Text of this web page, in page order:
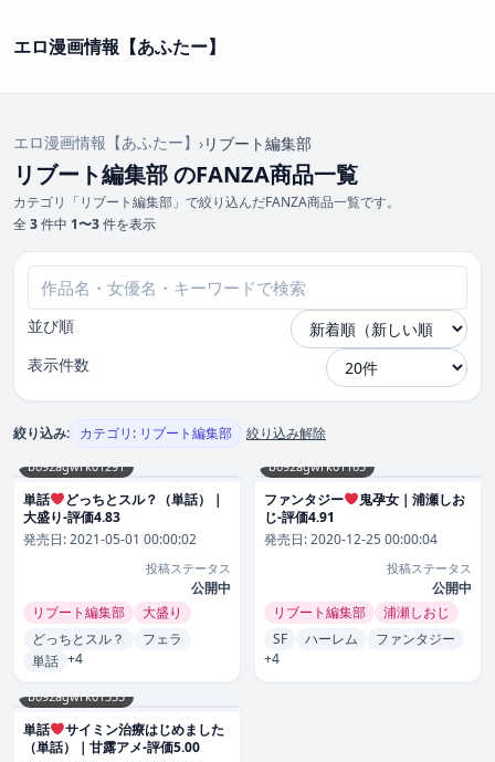
エロ漫画情報【あふたー】
エロ漫画情報【あふたー】 ›リブート編集部
リブート編集部 のFANZA商品一覧
カテゴリ「リブート編集部」で絞り込んだFANZA商品一覧です。
全 3件中 1〜3件を表示
並び順
表示件数
絞り込み: カテゴリ: リブート編集部 絞り込み解除
b092agwrk01291
単話
どっちとスル？（単話）｜
大盛り-評価4.83
発売日:2021-05-01 00:00:02
投稿ステータス
公開中
リブート編集部
大盛り
どっちとスル？
フェラ
単話 +4
b092agwrk01165
ファンタジー
鬼孕女｜浦瀬しお
じ-評価4.91
発売日:2020-12-25 00:00:04
投稿ステータス
公開中
リブート編集部
浦瀬しおじ
SF
ハーレム
ファンタジー
+4
b092agwrk01555
単話
サイミン治療はじめました
（単話）｜甘露アメ-評価5.00